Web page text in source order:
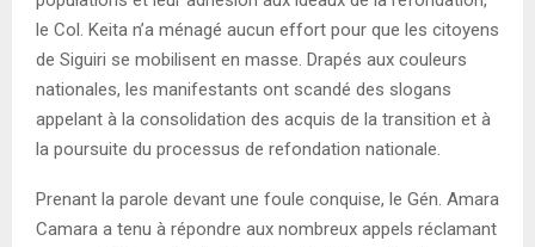
le Col. Keita n’a ménagé aucun effort pour que les citoyens
de Siguiri se mobilisent en masse. Drapés aux couleurs
nationales, les manifestants ont scandé des slogans
appelant à la consolidation des acquis de la transition et à
la poursuite du processus de refondation nationale.
Prenant la parole devant une foule conquise, le Gén. Amara
Camara a tenu à répondre aux nombreux appels réclamant